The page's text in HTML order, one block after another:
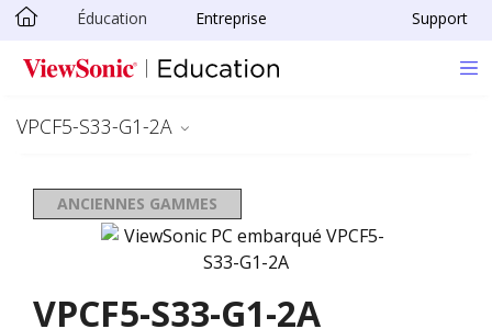
Passer au contenu principal
Éducation Entreprise Support
VPCF5-S33-G1-2A
ANCIENNES GAMMES
VPCF5-S33-G1-2A